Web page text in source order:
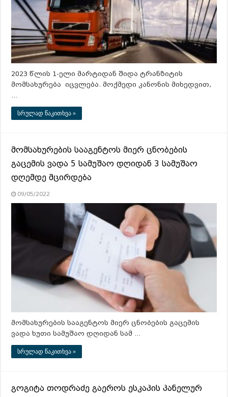
2023 წლის 1-ელი მარტიდან შიდა ტრანზიტის
მომსახურება იცვლება. მოქმედი კანონის მიხედვით,
…
სრულად წაკითხვა »
მომსახურების სააგენტოს მიერ ცნობების
გაცემის ვადა 5 სამუშაო დღიდან 3 სამუშაო
დღემდე მცირდება
09/05/2022
მომსახურების სააგენტოს მიერ ცნობების გაცემის
ვადა ხუთი სამუშაო დღიდან სამ …
სრულად წაკითხვა »
გოგიტა თოდრაძე გაეროს ესკაპის პანელურ